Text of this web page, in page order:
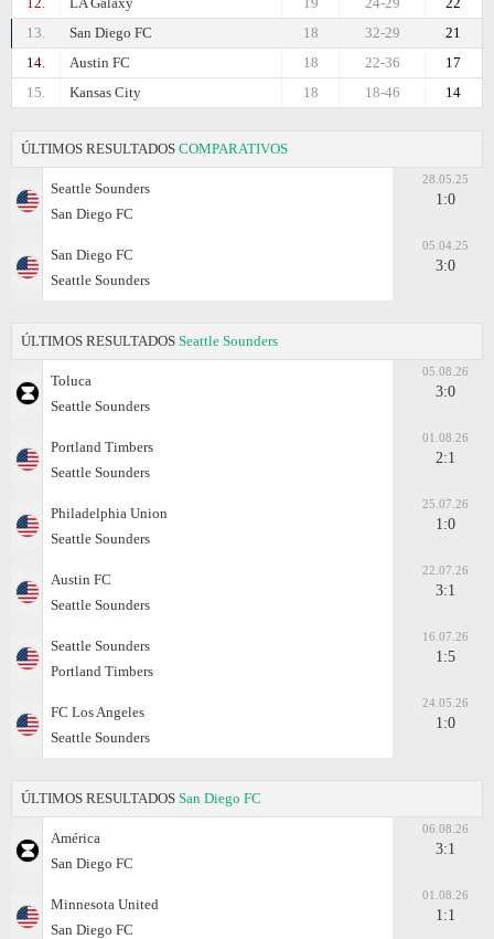
13.
San Diego FC 21
32-29
18
14.
Austin FC 17
22-36
18
15.
Kansas City 14
18-46
18
ÚLTIMOS RESULTADOS COMPARATIVOS
Seattle Sounders
San Diego FC
28.05.25
1:0
San Diego FC
Seattle Sounders
05.04.25
3:0
ÚLTIMOS RESULTADOS Seattle Sounders
Toluca
Seattle Sounders
05.08.26
3:0
Portland Timbers
Seattle Sounders
01.08.26
2:1
Philadelphia Union
Seattle Sounders
25.07.26
1:0
Austin FC
Seattle Sounders
22.07.26
3:1
Seattle Sounders
Portland Timbers
16.07.26
1:5
FC Los Angeles
Seattle Sounders
24.05.26
1:0
ÚLTIMOS RESULTADOS San Diego FC
América
San Diego FC
06.08.26
3:1
Minnesota United
San Diego FC
01.08.26
1:1